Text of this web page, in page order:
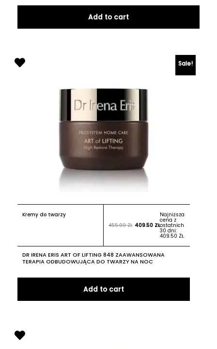
Add to cart
Sale!
Kremy do twarzy
455.00ZŁ 409.50 ZŁ
Najniższa
cena z
ostatnich
30 dni:
409.50 ZŁ.
DR IRENA ERIS ART OF LIFTING 848 ZAAWANSOWANA
TERAPIA ODBUDOWUJĄCA DO TWARZY NA NOC
Add to cart